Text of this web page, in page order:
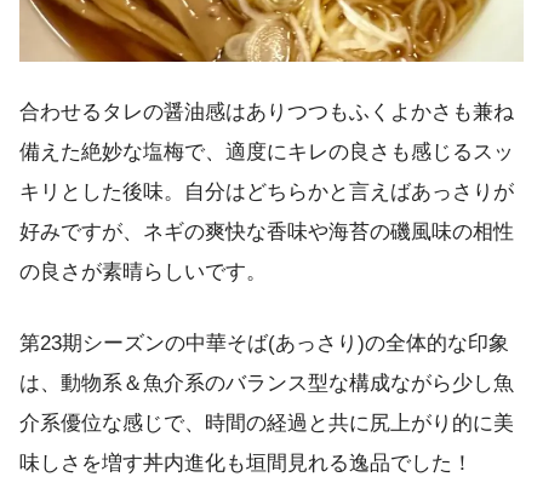
合わせるタレの醤油感はありつつもふくよかさも兼ね
備えた絶妙な塩梅で、適度にキレの良さも感じるスッ
キリとした後味。自分はどちらかと言えばあっさりが
好みですが、ネギの爽快な香味や海苔の磯風味の相性
の良さが素晴らしいです。
第23期シーズンの中華そば(あっさり)の全体的な印象
は、動物系＆魚介系のバランス型な構成ながら少し魚
介系優位な感じで、時間の経過と共に尻上がり的に美
味しさを増す丼内進化も垣間見れる逸品でした！